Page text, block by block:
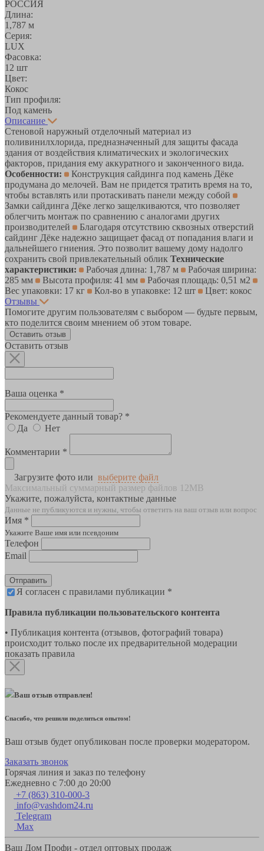
РОССИЯ
Длина:
1,787 м
Серия:
LUX
Фасовка:
12 шт
Цвет:
Кокос
Тип профиля:
Под камень
Описание
Стеновой наружный отделочный материал из
поливинилхлорида, предназначенный для защиты фасада
здания от воздействия климатических и экологических
факторов, придания ему аккуратного и законченного вида.
Особенности:
Конструкция сайдинга под камень Дёке
продумана до мелочей. Вам не придется тратить время на то,
чтобы вставлять или протаскивать панели между собой
Замки сайдинга Дёке легко защелкиваются, что позволяет
облегчить монтаж по сравнению с аналогами других
производителей
Благодаря отсутствию сквозных отверстий
сайдинг Дёке надежно защищает фасад от попадания влаги и
дальнейшего гниения. Это позволит вашему дому надолго
сохранить свой привлекательный облик Технические
характеристики:
Рабочая длина: 1,787 м
Рабочая ширина:
285 мм
Высота профиля: 41 мм
Рабочая площадь: 0,51 м2
Вес упаковки: 17 кг
Кол-во в упаковке: 12 шт
Цвет: кокос
Отзывы
Помогите другим пользователям с выбором — будьте первым,
кто поделится своим мнением об этом товаре.
Оставить отзыв
Оставить отзыв
Ваша оценка *
Рекомендуете данный товар? *
Да
Нет
Комментарии *
Загрузите фото или выберите файл
Максимальный суммарный размер файлов 12MB
Укажите, пожалуйста, контактные данные
Данные не публикуются и нужны, чтобы ответить на ваш отзыв или вопрос
Имя *
Укажите Ваше имя или псевдоним
Телефон
Email
Отправить
Я согласен с правилами публикации *
Правила публикации пользовательского контента
• Публикация контента (отзывов, фотографий товара)
происходит только после их предварительной модерации
показать правила
Ваш отзыв отправлен!
Спасибо, что решили поделиться опытом!
Ваш отзыв будет опубликован после проверки модератором.
Заказать звонок
Горячая линия и заказ по телефону
Ежедневно с 7:00 до 20:00
+7 (863) 310-000-3
info@vashdom24.ru
Telegram
Max
Ваш Дом Профи - отдел оптовых продаж